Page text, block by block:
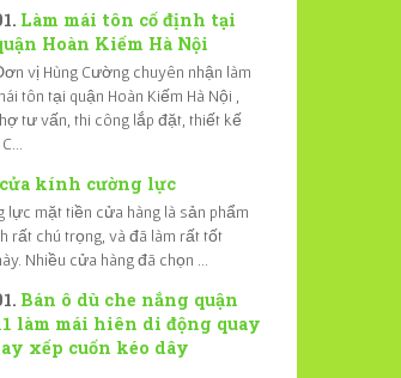
Làm mái tôn cố định tại
Hoàn Kiếm Hà Nội
vị Hùng Cường chuyên nhận làm
tôn tại quận Hoàn Kiếm Hà Nội ,
tư vấn, thi công lắp đặt, thiết kế
kính cường lực
lực mặt tiền cửa hàng là sản phẩm
rất chú trọng, và đã làm rất tốt
Nhiều cửa hàng đã chọn ...
Bán ô dù che nắng quận
làm mái hiên di động quay
xếp cuốn kéo dây